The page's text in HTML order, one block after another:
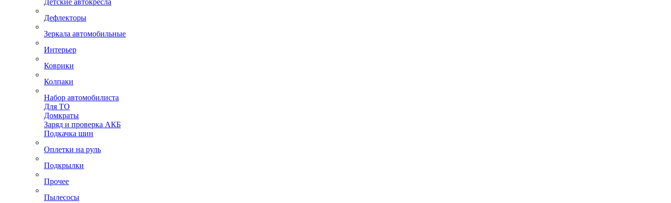
Детские автокресла
Дефлекторы
Зеркала автомобильные
Интерьер
Коврики
Колпаки
Набор автомобилиста
Для ТО
Домкраты
Заряд и проверка АКБ
Подкачка шин
Оплетки на руль
Подкрылки
Прочее
Пылесосы